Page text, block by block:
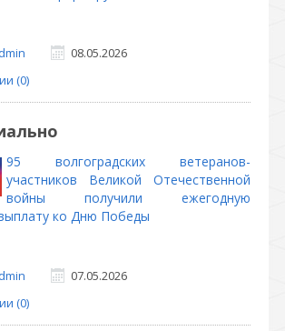
08.05.2026
(0)
95 волгоградских ветеранов-
участников Великой Отечественной
войны получили ежегодную
ко Дню Победы
07.05.2026
(0)